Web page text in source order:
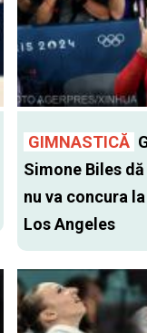
GIMNASTICĂ
Simone Biles
nu va concura
Los Angeles